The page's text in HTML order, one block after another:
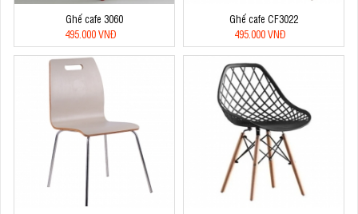
Ghế cafe 3060
495.000 VNĐ
Ghế cafe CF3022
495.000 VNĐ